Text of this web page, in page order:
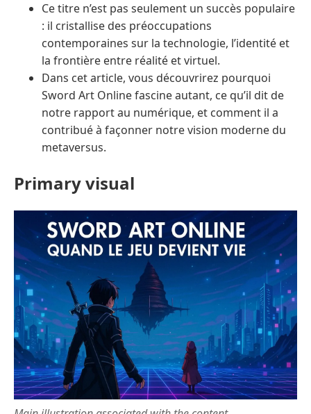
Ce titre n’est pas seulement un succès populaire
: il cristallise des préoccupations
contemporaines sur la technologie, l’identité et
la frontière entre réalité et virtuel.
Dans cet article, vous découvrirez pourquoi
Sword Art Online fascine autant, ce qu’il dit de
notre rapport au numérique, et comment il a
contribué à façonner notre vision moderne du
metaversus.
Primary visual